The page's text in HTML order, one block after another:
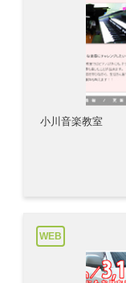
小川音楽教室
WEB